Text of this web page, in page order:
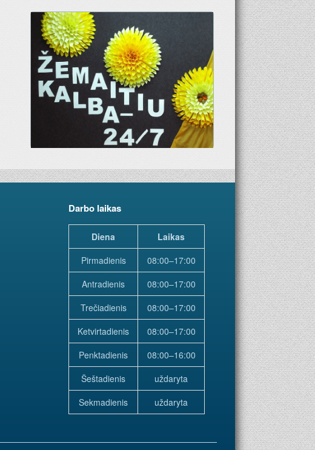
Darbo laikas
Diena
Laikas
Pirmadienis
08:00–17:00
Antradienis
08:00–17:00
Trečiadienis
08:00–17:00
Ketvirtadienis
08:00–17:00
Penktadienis
08:00–16:00
Šeštadienis
uždaryta
Sekmadienis
uždaryta